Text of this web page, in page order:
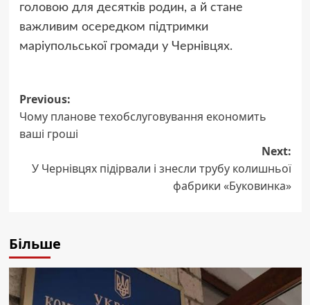
головою для десятків родин, а й стане
важливим осередком підтримки
маріупольської громади у Чернівцях.
Post
navigation
Previous:
Чому планове техобслуговування економить
ваші гроші
Next:
У Чернівцях підірвали і знесли трубу колишньої
фабрики «Буковинка»
Більше